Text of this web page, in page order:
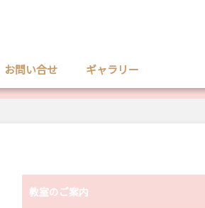
お問い合せ ギャラリー
教室のご案内